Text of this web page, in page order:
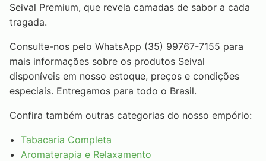
Seival Premium, que revela camadas de sabor a cada
tragada.
Consulte-nos pelo WhatsApp (35) 99767-7155 para
mais informações sobre os produtos Seival
disponíveis em nosso estoque, preços e condições
especiais. Entregamos para todo o Brasil.
Confira também outras categorias do nosso empório:
Tabacaria Completa
Aromaterapia e Relaxamento